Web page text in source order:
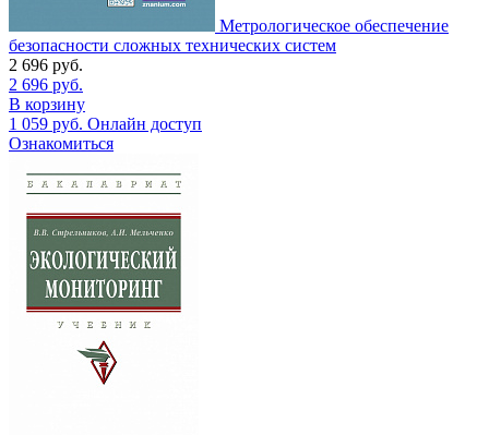
Метрологическое обеспечение
безопасности сложных технических систем
2 696 руб.
2 696 руб.
В корзину
1 059 руб. Онлайн доступ
Ознакомиться